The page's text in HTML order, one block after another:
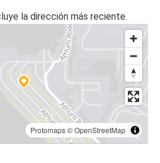
la dirección más reciente.
Protomaps©OpenStreetMap